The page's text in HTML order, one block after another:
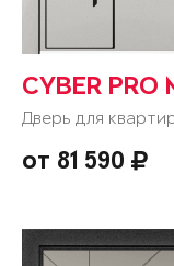
CYBER PRO
Дверь для
от 81 590